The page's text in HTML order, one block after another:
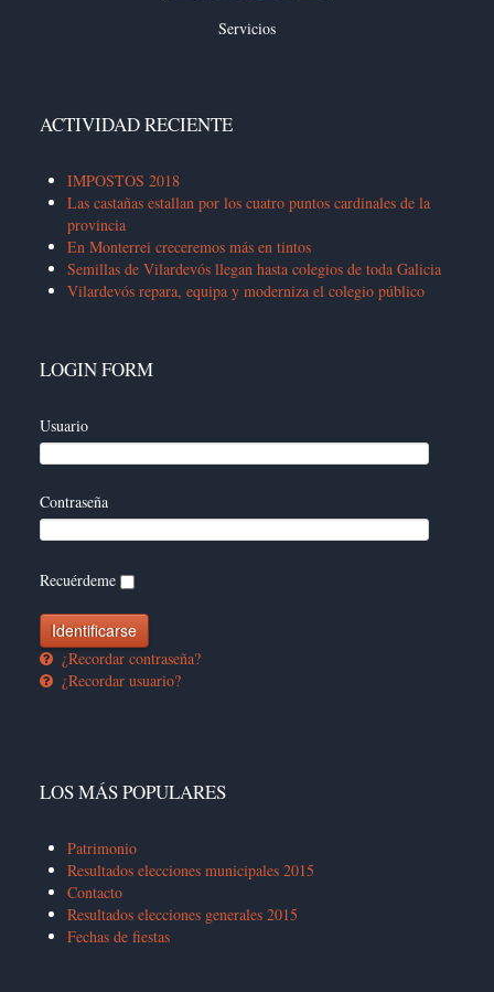
Servicios
ACTIVIDAD RECIENTE
IMPOSTOS 2018
Las castañas estallan por los cuatro puntos cardinales de la
provincia
En Monterrei creceremos más en tintos
Semillas de Vilardevós llegan hasta colegios de toda Galicia
Vilardevós repara, equipa y moderniza el colegio público
LOGIN FORM
Usuario
Contraseña
Recuérdeme
¿Recordar contraseña?
¿Recordar usuario?
LOS MÁS POPULARES
Patrimonio
Resultados elecciones municipales 2015
Contacto
Resultados elecciones generales 2015
Fechas de fiestas